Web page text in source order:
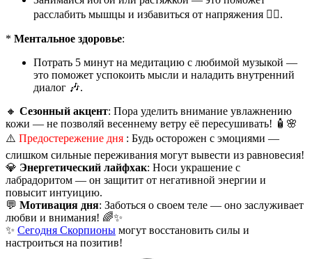
расслабить мышцы и избавиться от напряжения 🧘‍♂️.
* Ментальное здоровье:
Потрать 5 минут на медитацию с любимой музыкой —
это поможет успокоить мысли и наладить внутренний
диалог 🎶.
🔸 Сезонный акцент: Пора уделить внимание увлажнению
кожи — не позволяй весеннему ветру её пересушивать! 🧴🌸
⚠️ Предостережение дня : Будь осторожен с эмоциями —
слишком сильные переживания могут вывести из равновесия!
💎 Энергетический лайфхак: Носи украшение с
лабрадоритом — он защитит от негативной энергии и
повысит интуицию.
💬 Мотивация дня: Заботься о своем теле — оно заслуживает
любви и внимания! 🌈✨
✨ Сегодня Скорпионы могут восстановить силы и
настроиться на позитив!